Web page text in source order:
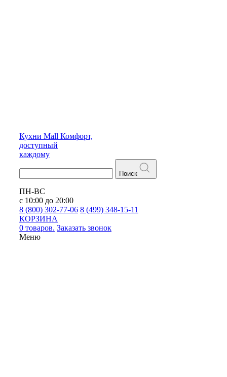
Кухни Mall Комфорт,
доступный
каждому
Поиск
ПН-ВС
с 10:00 до 20:00
8 (800) 302-77-06 8 (499) 348-15-11
КОРЗИНА
0 товаров. Заказать звонок
Меню